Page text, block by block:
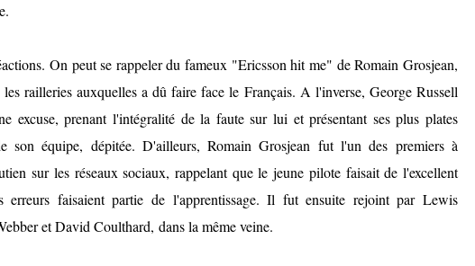
On peut se rappeler du fameux "Ericsson hit me" de Romain Grosjean,
railleries auxquelles a dû faire face le Français. A l'inverse, George Russell
excuse, prenant l'intégralité de la faute sur lui et présentant ses plus plates
son équipe, dépitée. D'ailleurs, Romain Grosjean fut l'un des premiers à
sur les réseaux sociaux, rappelant que le jeune pilote faisait de l'excellent
erreurs faisaient partie de l'apprentissage. Il fut ensuite rejoint par Lewis
et David Coulthard, dans la même veine.